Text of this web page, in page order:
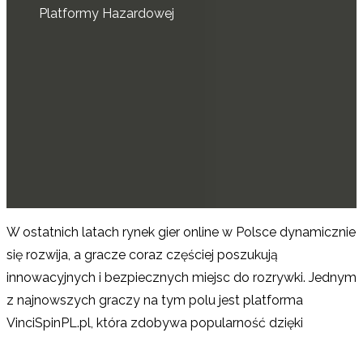
Platformy Hazardowej
W ostatnich latach rynek gier online w Polsce dynamicznie
się rozwija, a gracze coraz częściej poszukują
innowacyjnych i bezpiecznych miejsc do rozrywki. Jednym
z najnowszych graczy na tym polu jest platforma
VinciSpinPL.pl, która zdobywa popularność dzięki